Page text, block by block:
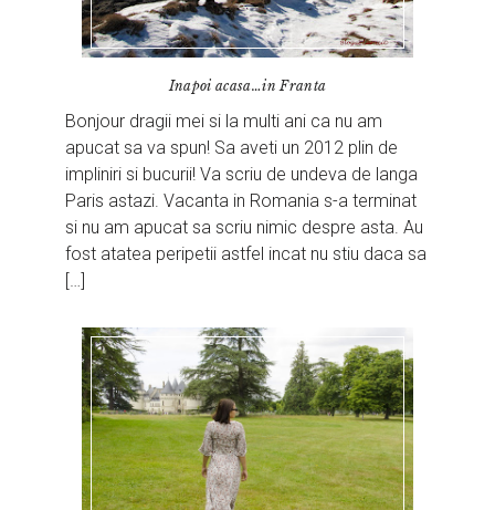
Inapoi acasa…in Franta
Bonjour dragii mei si la multi ani ca nu am
apucat sa va spun! Sa aveti un 2012 plin de
impliniri si bucurii! Va scriu de undeva de langa
Paris astazi. Vacanta in Romania s-a terminat
si nu am apucat sa scriu nimic despre asta. Au
fost atatea peripetii astfel incat nu stiu daca sa
[…]